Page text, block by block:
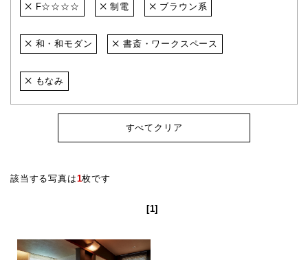
F☆☆☆☆ 制電 ブラウン系
和・和モダン 書斎・ワークスペース
もなみ
すべてクリア
該当する写真は1枚です
[1]